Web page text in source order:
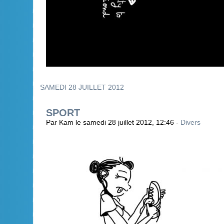
SAMEDI 28 JUILLET 2012
SPORT
Par Kam le samedi 28 juillet 2012, 12:46 - Divers